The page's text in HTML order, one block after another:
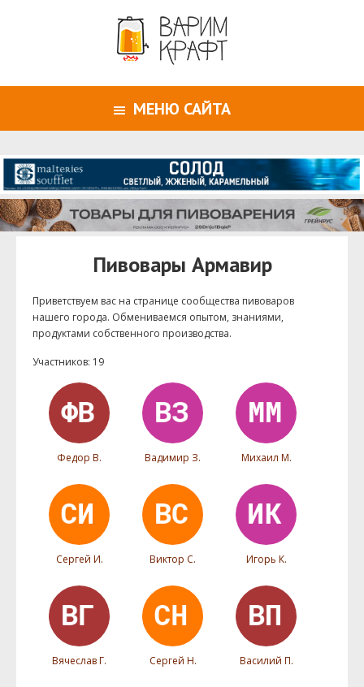
МЕНЮ САЙТА
Пивовары Армавир
Приветствуем ваc на странице сообщества пивоваров
нашего города. Обмениваемся опытом, знаниями,
продуктами собственного производства.
Участников: 19
Федор В. Вадимир З. Михаил М.
Сергей И. Виктор С. Игорь К.
Вячеслав Г. Сергей Н. Василий П.